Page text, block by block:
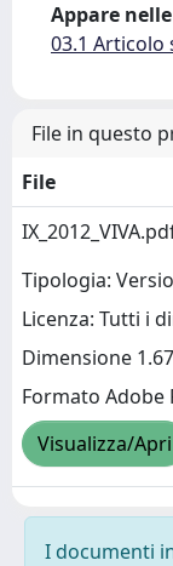
Appare
03.1 Articolo
File in questo
File
Tipologia:
Licenza: Tutti i
Dimensione
Formato Adobe
Visualizza/Apri
I documenti